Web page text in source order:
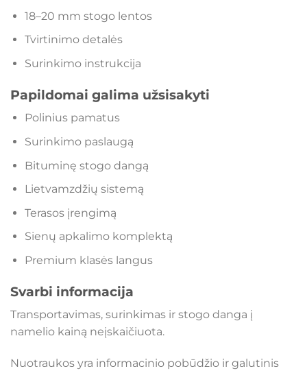
18–20 mm stogo lentos
Tvirtinimo detalės
Surinkimo instrukcija
Papildomai galima užsisakyti
Polinius pamatus
Surinkimo paslaugą
Bituminę stogo dangą
Lietvamzdžių sistemą
Terasos įrengimą
Sienų apkalimo komplektą
Premium klasės langus
Svarbi informacija
Transportavimas, surinkimas ir stogo danga į
namelio kainą neįskaičiuota.
Nuotraukos yra informacinio pobūdžio ir galutinis